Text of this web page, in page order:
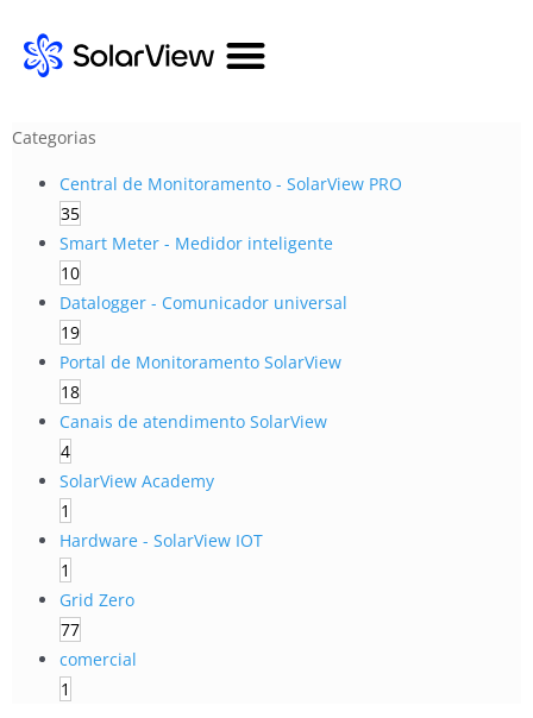
Categorias
Central de Monitoramento - SolarView PRO
35
Smart Meter - Medidor inteligente
10
Datalogger - Comunicador universal
19
Portal de Monitoramento SolarView
18
Canais de atendimento SolarView
4
SolarView Academy
1
Hardware - SolarView IOT
1
Grid Zero
77
comercial
1